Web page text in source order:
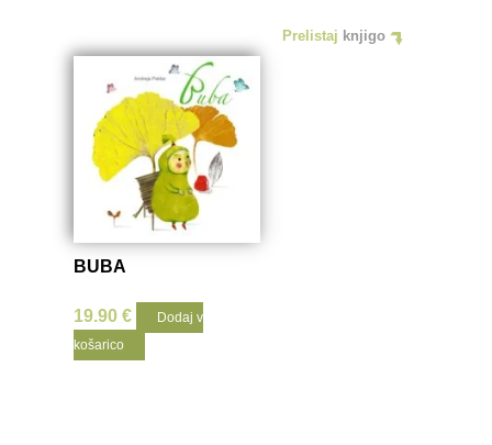
Prelistaj knjigo
BUBA
19.90€
Dodaj v
košarico